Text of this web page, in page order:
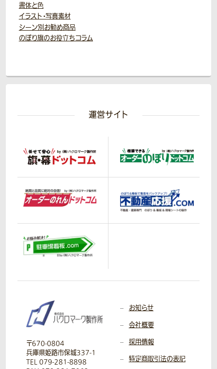
書体と色
イラスト・写真素材
シーン別お勧め商品
のぼり旗のお役立ちコラム
運営サイト
〒670-0804
兵庫県姫路市保城337-1
TEL 079-281-8898
お知らせ
会社概要
採用情報
特定商取引法の表記